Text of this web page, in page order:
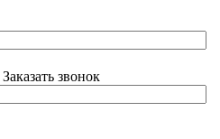
Заказать звонок